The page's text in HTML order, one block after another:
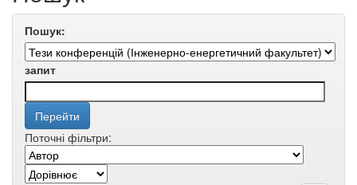
Пошук:
запит
Поточні фільтри: